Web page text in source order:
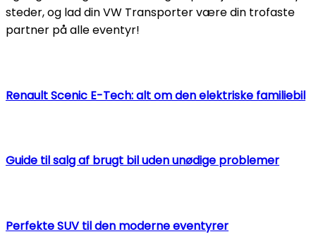
steder, og lad din VW Transporter være din trofaste
partner på alle eventyr!
Renault Scenic E-Tech: alt om den elektriske familiebil
Guide til salg af brugt bil uden unødige problemer
Perfekte SUV til den moderne eventyrer